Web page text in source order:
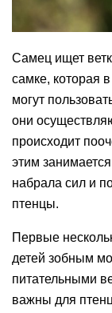
Самец ищет
самке, которая
могут
они
происходит
этим
набрала сил и
птенцы.
Первые
детей зобным
питательными
важны для